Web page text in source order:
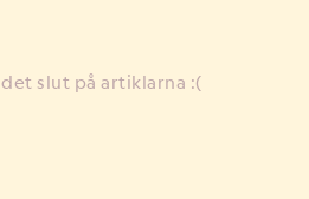
slut på artiklarna :(